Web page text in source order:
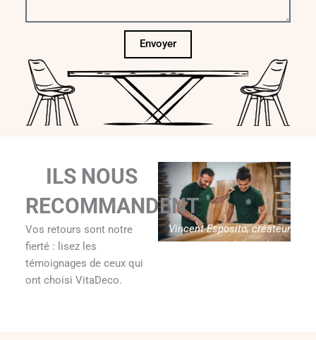
Envoyer
Vincent Esposito, créateur
ILS NOUS
RECOMMANDENT
Vos retours sont notre
fierté : lisez les
témoignages de ceux qui
ont choisi VitaDeco.